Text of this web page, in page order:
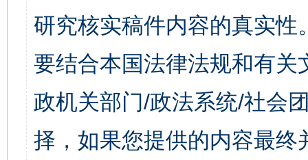
研究核实稿件内容的真实
要结合本国法律法规和有关
政机关部门/政法系统/社会
择，如果您提供的内容最